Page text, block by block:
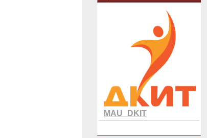
MAU_DKIT